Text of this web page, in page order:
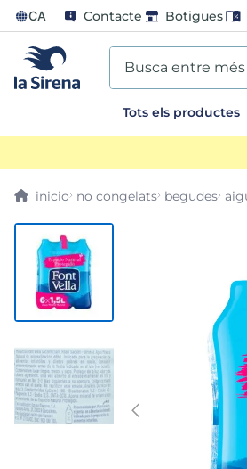
CA Contacte Botigues
Busca entre més
Tots els productes
no congelats begudes
sirena
sirena
helado